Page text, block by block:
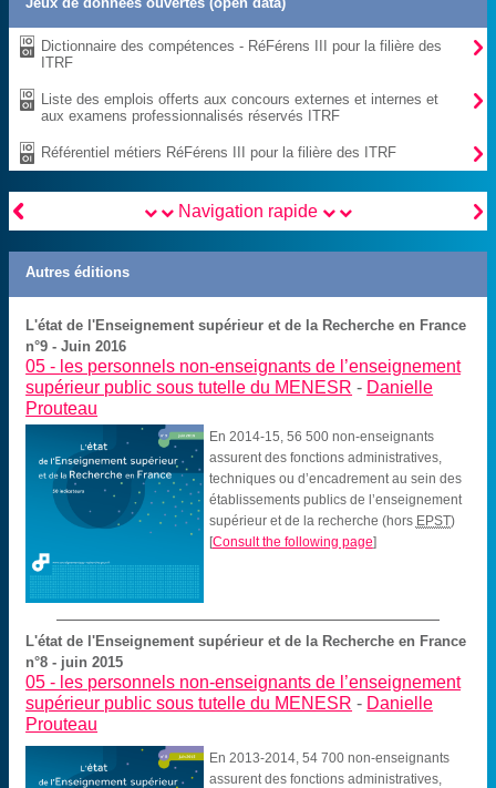

Dictionnaire des compétences - RéFérens III pour la filière des
ITRF

Liste des emplois offerts aux concours externes et internes et
aux examens professionnalisés réservés ITRF

Référentiel métiers RéFérens III pour la filière des ITRF
 
Navigation rapide
Autres éditions
L'état de l'Enseignement supérieur et de la Recherche en France
n°9 - Juin 2016
05 - les personnels non-enseignants de l’enseignement
supérieur public sous tutelle du MENESR - Danielle
Prouteau
En 2014-15, 56 500 non-enseignants
assurent des fonctions administratives,
techniques ou d’encadrement au sein des
établissements publics de l’enseignement
supérieur et de la recherche (hors EPST)
[Consult the following page]
L'état de l'Enseignement supérieur et de la Recherche en France
n°8 - juin 2015
05 - les personnels non-enseignants de l’enseignement
supérieur public sous tutelle du MENESR - Danielle
Prouteau
En 2013-2014, 54 700 non-enseignants
assurent des fonctions administratives,